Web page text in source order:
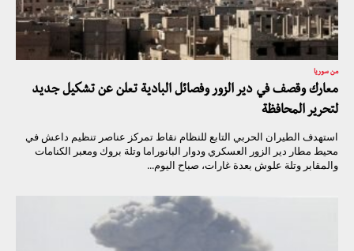
من سوريا
معارك وقصف في دير الزور وفصائل البادية تعلن عن تشكيل جديد
لتحرير المحافظة
استهدف الطيران الحربي التابع للنظام نقاط تمركز عناصر تنظيم داعش في
محيط مطار دير الزور العسكري ودوار البانوراما وتلة بروك ومعبر الكنامات
والمقابر وتلة علوش بعدة غارات، صباح اليوم...